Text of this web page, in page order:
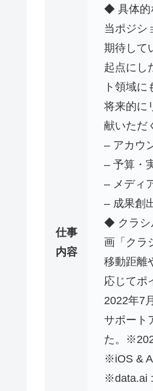
仕事
内容
◆ 具体的
当ポジシ
期待して
起点にし
ト領域
将来的に
献いただ
– アカウ
– 予算・
– メディ
– 成果創
◆ クラシ
画「クラ
移動距離
応じてポ
2022年7
サポート
た。
※iOS &
※data.ai